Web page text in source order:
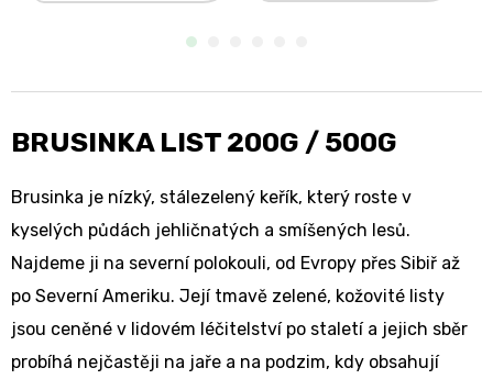
BRUSINKA LIST 200G / 500G
Brusinka je nízký, stálezelený keřík, který roste v
kyselých půdách jehličnatých a smíšených lesů.
Najdeme ji na severní polokouli, od Evropy přes Sibiř až
po Severní Ameriku. Její tmavě zelené, kožovité listy
jsou ceněné v lidovém léčitelství po staletí a jejich sběr
probíhá nejčastěji na jaře a na podzim, kdy obsahují